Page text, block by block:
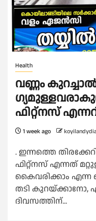
Health
വണ്ണം
ഫിറ്റ്നസ്
1 week ago
. ഇന്നത്തെ
ഫിറ്റ്നസ് എന്നത്
കൈവരിക്കാം
തടി കുറയ്ക്കാനോ,
ദിവസത്തിന്...